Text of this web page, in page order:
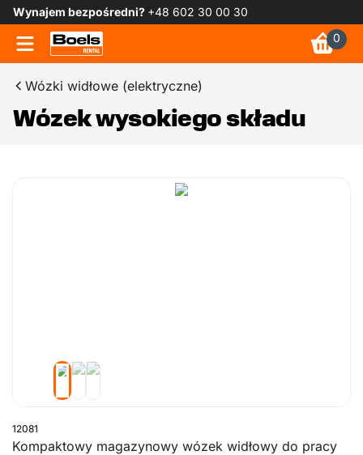
Wynajem bezpośredni? +48 602 30 00 30
0
Wózki widłowe (elektryczne)
Wózek wysokiego składu
12081
Kompaktowy magazynowy wózek widłowy do pracy